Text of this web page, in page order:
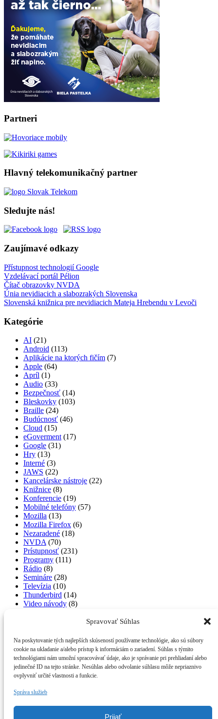
Spravovať Súhlas
Na poskytovanie tých najlepších skúseností používame technológie, ako sú súbory
cookie na ukladanie a/alebo prístup k informáciám o zariadení. Súhlas s týmito
technológiami nám umožní spracovávať údaje, ako je správanie pri prehliadaní alebo
jedinečné ID na tejto stránke. Nesúhlas alebo odvolanie súhlasu môže nepriaznivo
ovplyvniť určité vlastnosti a funkcie.
Správa služieb
Prijať
Partneri
Hlavný telekomunikačný partner
Sledujte nás!
Zaujímavé odkazy
Přístupnost technologií Google
Vzdelávací portál Pélion
Čítač obrazovky NVDA
Únia nevidiacich a slabozrakých Slovenska
Slovenská knižnica pre nevidiacich Mateja Hrebendu v Levoči
Kategórie
AI (21)
Android (113)
Aplikácie na ktorých fičím (7)
Apple (64)
Apríl (1)
Audio (33)
Bezpečnosť (14)
Bleskovky (103)
Braille (24)
Budúcnosť (46)
Cloud (15)
eGoverment (17)
Google (31)
Hry (13)
Interné (3)
JAWS (22)
Kancelárske nástroje (22)
Knižnice (8)
Konferencie (19)
Mobilné telefóny (57)
Mozilla (13)
Mozilla Firefox (6)
Nezaradené (18)
NVDA (70)
Prístupnosť (231)
Programy (111)
Rádio (8)
Semináre (28)
Televízia (10)
Thunderbird (14)
Video návody (8)
Zaujímavosti zo sveta(15)
Najnovšie komentáre
Marco Oroskomentoval
spoločník, ktorý vidí a počuje (a je zadarmo)
doplnkov, ktoré mi urobili radosť a zmenili spôsob, akým